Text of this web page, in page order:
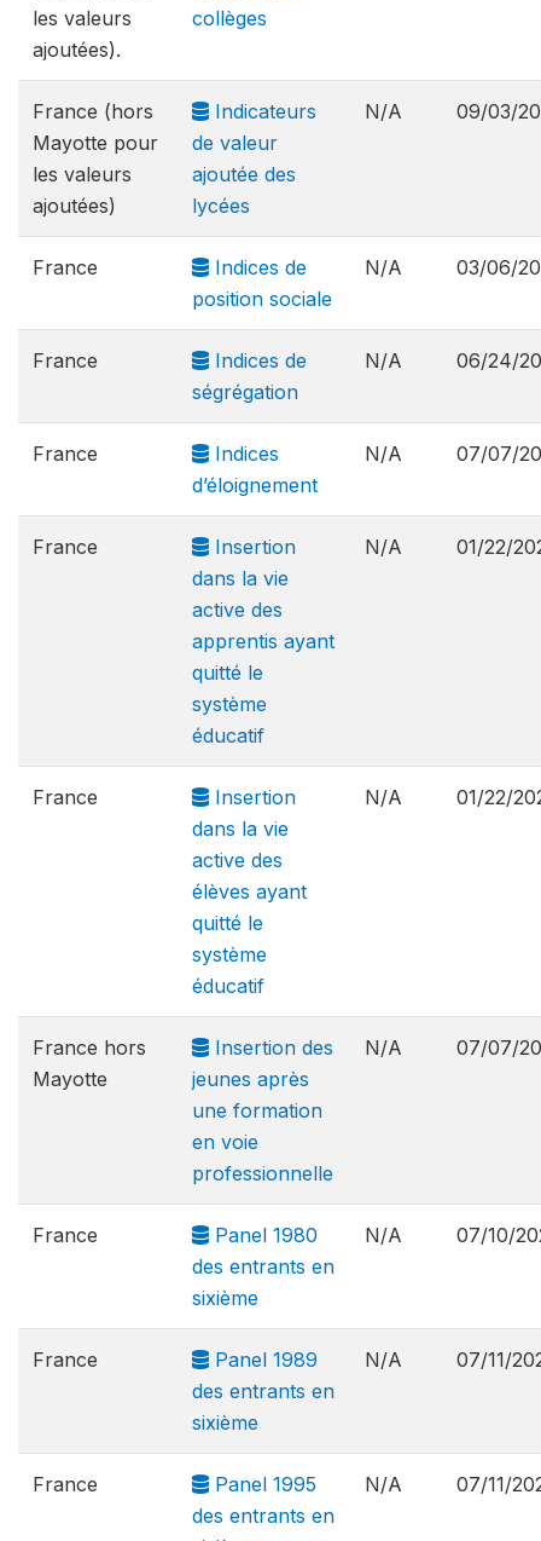
les valeurs
ajoutées).
collèges
France (hors
Mayotte pour
les valeurs
ajoutées)
Indicateurs
de valeur
ajoutée des
lycées
N/A 09/03/
France
Indices de
position sociale
N/A 03/06/
France
Indices de
ségrégation
N/A 06/24/
France
Indices
d’éloignement
N/A 07/07/
France
Insertion
dans la vie
active des
apprentis ayant
quitté le
système
éducatif
N/A 01/22/
France
Insertion
dans la vie
active des
élèves ayant
quitté le
système
éducatif
N/A 01/22/
France hors
Mayotte
Insertion des
jeunes après
une formation
en voie
professionnelle
N/A 07/07/
France
Panel 1980
des entrants en
sixième
N/A 07/10/
France
Panel 1989
des entrants en
sixième
N/A 07/11/
France
Panel 1995
des entrants en
N/A 07/11/